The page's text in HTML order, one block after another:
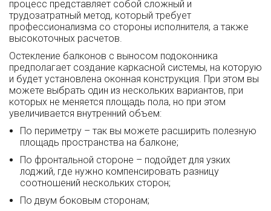
процесс представляет собой сложный и
трудозатратный метод, который требует
профессионализма со стороны исполнителя, а также
высокоточных расчетов.
Остекление балконов с выносом подоконника
предполагает создание каркасной системы, на которую
и будет установлена оконная конструкция. При этом вы
можете выбрать один из нескольких вариантов, при
которых не меняется площадь пола, но при этом
увеличивается внутренний объем:
По периметру – так вы можете расширить полезную
площадь пространства на балконе;
По фронтальной стороне – подойдет для узких
лоджий, где нужно компенсировать разницу
соотношений нескольких сторон;
По двум боковым сторонам;